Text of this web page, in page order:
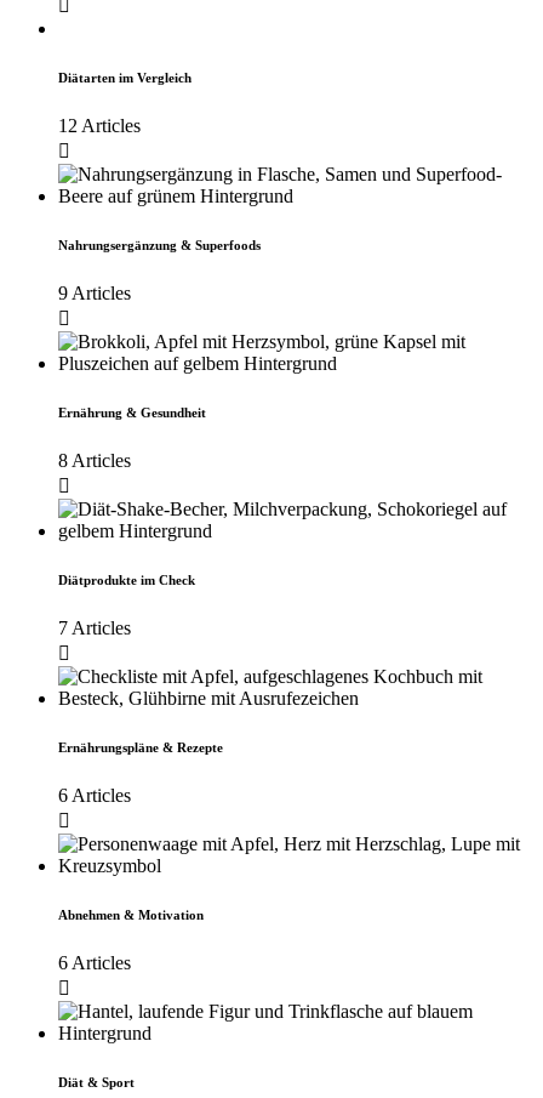
Diätarten im Vergleich
12 Articles
Nahrungsergänzung & Superfoods
9 Articles
Ernährung & Gesundheit
8 Articles
Diätprodukte im Check
7 Articles
Ernährungspläne & Rezepte
6 Articles
Abnehmen & Motivation
6 Articles
Diät & Sport